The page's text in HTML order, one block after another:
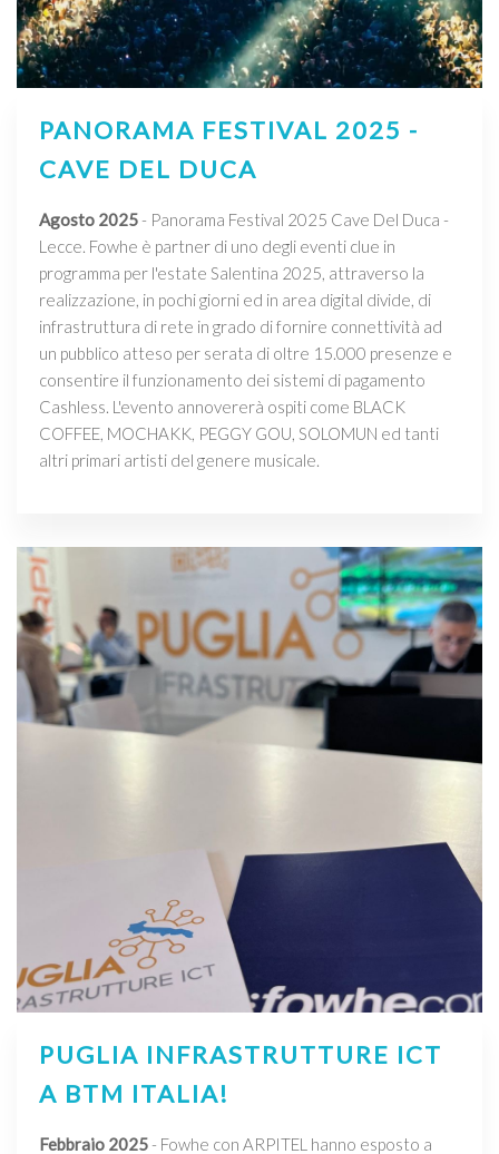
PANORAMA FESTIVAL 2025 -
CAVE DEL DUCA
Agosto 2025- Panorama Festival 2025 Cave Del Duca -
Lecce. Fowhe è partner di uno degli eventi clue in
programma per l'estate Salentina 2025, attraverso la
realizzazione, in pochi giorni ed in area digital divide, di
infrastruttura di rete in grado di fornire connettività ad
un pubblico atteso per serata di oltre 15.000 presenze e
consentire il funzionamento dei sistemi di pagamento
Cashless. L'evento annovererà ospiti come BLACK
COFFEE, MOCHAKK, PEGGY GOU, SOLOMUN ed tanti
altri primari artisti del genere musicale.
PUGLIA INFRASTRUTTURE ICT
A BTM ITALIA!
Febbraio 2025- Fowhe con ARPITEL hanno esposto a